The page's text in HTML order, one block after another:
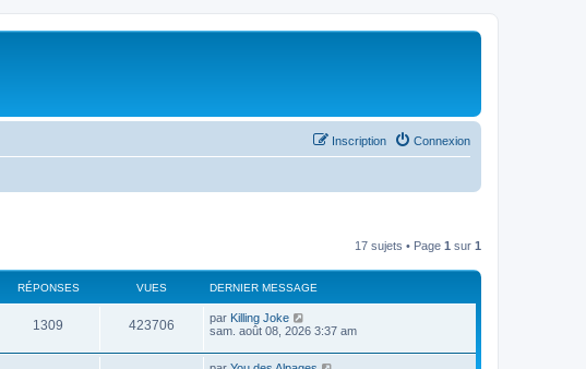
Connexion
Inscription
17 sujets • Page 1 sur 1
RÉPONSES VUES DERNIER MESSAGE
1309 423706 par Killing Joke
sam. août 08, 2026 3:37 am